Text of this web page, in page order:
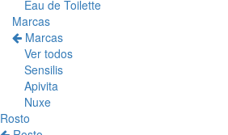
Eau de Toilette
Marcas
Marcas
Ver todos
Sensilis
Apivita
Nuxe
Rosto